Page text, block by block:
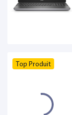
Top Produit